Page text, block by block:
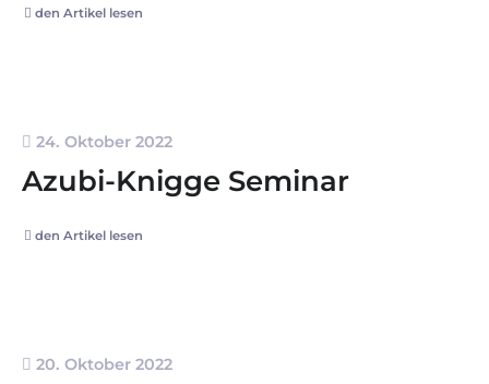
den Artikel lesen
24. Oktober 2022
Azubi-Knigge Seminar
den Artikel lesen
20. Oktober 2022